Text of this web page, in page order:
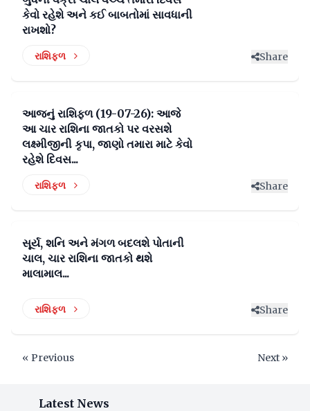
કેવો રહેશે અને કઈ બાબતોમાં સાવધાની
રાખશો?
રાશિફળ Share
આજનું રાશિફળ (19-07-26): આજે
આ ચાર રાશિના જાતકો પર વરસશે
લક્ષ્મીજીની કૃપા, જાણો તમારા માટે કેવો
રહેશે દિવસ...
રાશિફળ Share
સૂર્ય, શનિ અને મંગળ બદલશે પોતાની
ચાલ, ચાર રાશિના જાતકો થશે
માલામાલ...
રાશિફળ Share
« Previous Next »
Latest News